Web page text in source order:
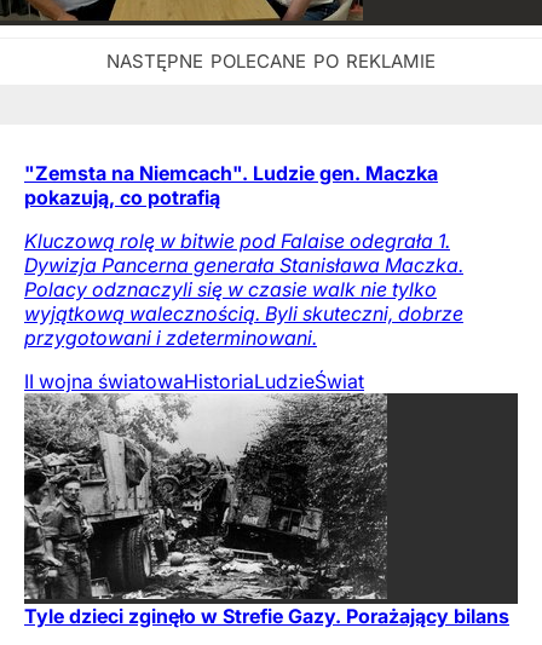
"Zemsta na Niemcach". Ludzie gen. Maczka
pokazują, co potrafią
Kluczową rolę w bitwie pod Falaise odegrała 1.
Dywizja Pancerna generała Stanisława Maczka.
Polacy odznaczyli się w czasie walk nie tylko
wyjątkową walecznością. Byli skuteczni, dobrze
przygotowani i zdeterminowani.
II wojna światowaHistoriaLudzieŚwiat
Tyle dzieci zginęło w Strefie Gazy. Porażający bilans